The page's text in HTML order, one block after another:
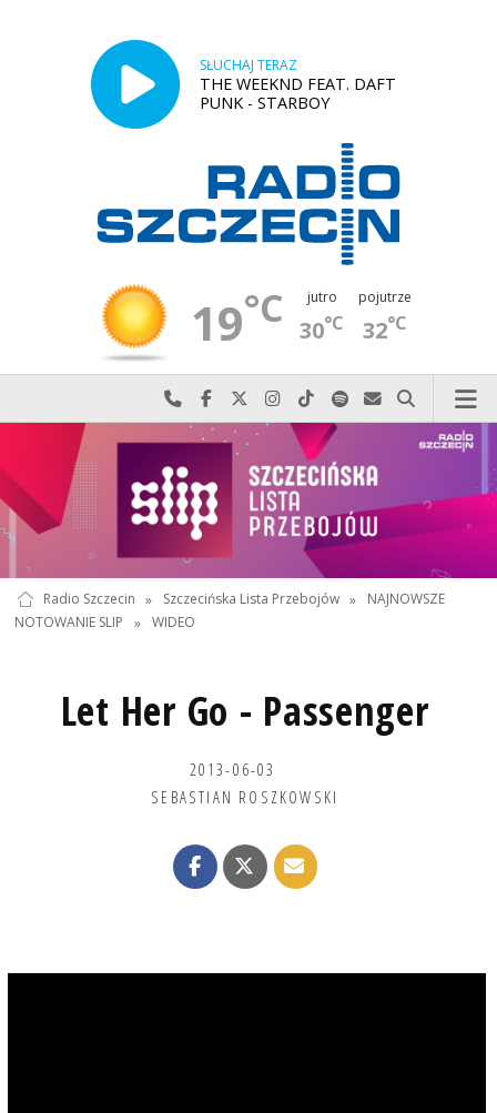
SŁUCHAJ TERAZ
THE WEEKND FEAT. DAFT
PUNK - STARBOY
19°C jutro
30°C
pojutrze
32°C
Najlepiej po prostu do nas zadzwoń
Odwiedź nas na Facebook-u
Odwiedź nas na X
Odwiedź nas na Instagram-ie
Odwiedź nas na TikTok-u
Szukaj nas na Spotify
Wyślij do nas
Szukaj
Radio Szczecin » Szczecińska Lista Przebojów »
NAJNOWSZE
NOTOWANIE SLIP
» WIDEO
Let Her Go - Passenger
2013-06-03
SEBASTIAN ROSZKOWSKI